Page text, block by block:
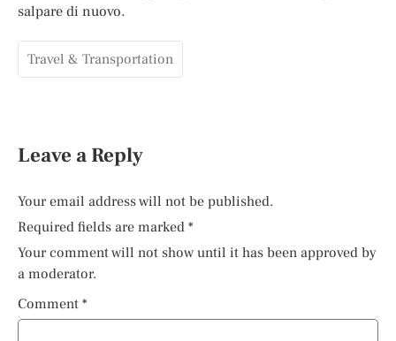
salpare di nuovo.
Travel & Transportation
Leave a Reply
Your email address will not be published.
Required fields are marked *
Your comment will not show until it has been approved by
a moderator.
Comment *